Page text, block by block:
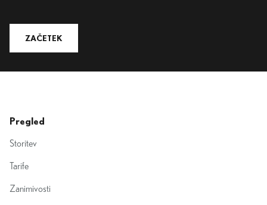
ZAČETEK
Pregled
Storitev
Tarife
Zanimivosti